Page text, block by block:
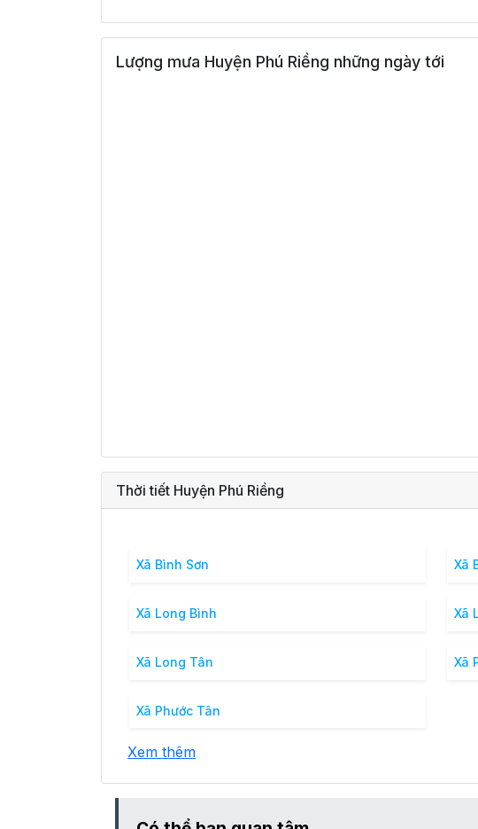
Lượng mưa Huyện Phú Riềng những ngày tới
Thời tiết Huyện Phú Riềng
Xã Bình Sơn Xã
Xã Long Bình Xã
Xã Long Tân Xã
Xã Phước Tân
Xem thêm